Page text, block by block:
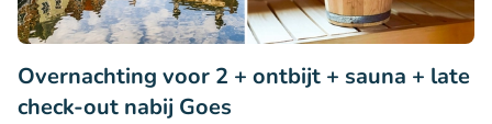
Overnachting voor 2 + ontbijt + sauna + late
check-out nabij Goes